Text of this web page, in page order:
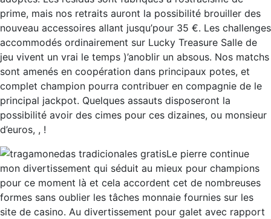
prime, mais nos retraits auront la possibilité brouiller des
nouveau accessoires allant jusqu’pour 35 €. Les challenges
accommodés ordinairement sur Lucky Treasure Salle de
jeu vivent un vrai le temps )’anoblir un absous. Nos matchs
sont amenés en coopération dans principaux potes, et
complet champion pourra contribuer en compagnie de le
principal jackpot. Quelques assauts disposeront la
possibilité avoir des cimes pour ces dizaines, ou monsieur
d’euros, , !
Le pierre continue
mon divertissement qui séduit au mieux pour champions
pour ce moment là et cela accordent cet de nombreuses
formes sans oublier les tâches monnaie fournies sur les
site de casino. Au divertissement pour galet avec rapport